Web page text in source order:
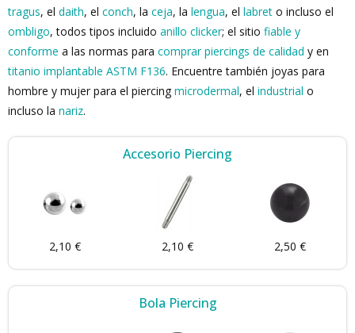
tragus, el daith, el conch, la ceja, la lengua, el labret o incluso el
ombligo, todos tipos incluido anillo clicker; el sitio fiable y
conforme a las normas para comprar piercings de calidad y en
titanio implantable ASTM F136. Encuentre también joyas para
hombre y mujer para el piercing microdermal, el industrial o
incluso la nariz.
Accesorio Piercing
2,10 € 2,10 € 2,50 €
Bola Piercing